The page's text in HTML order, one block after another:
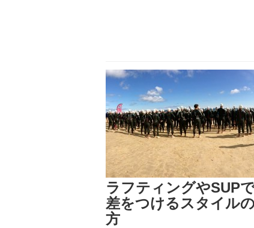
ラフティングやSUP
差をつけるスタイル
方